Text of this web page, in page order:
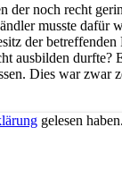
der noch recht
musste dafür
der
ausbilden durfte?
Dies war zwar
gelesen haben.